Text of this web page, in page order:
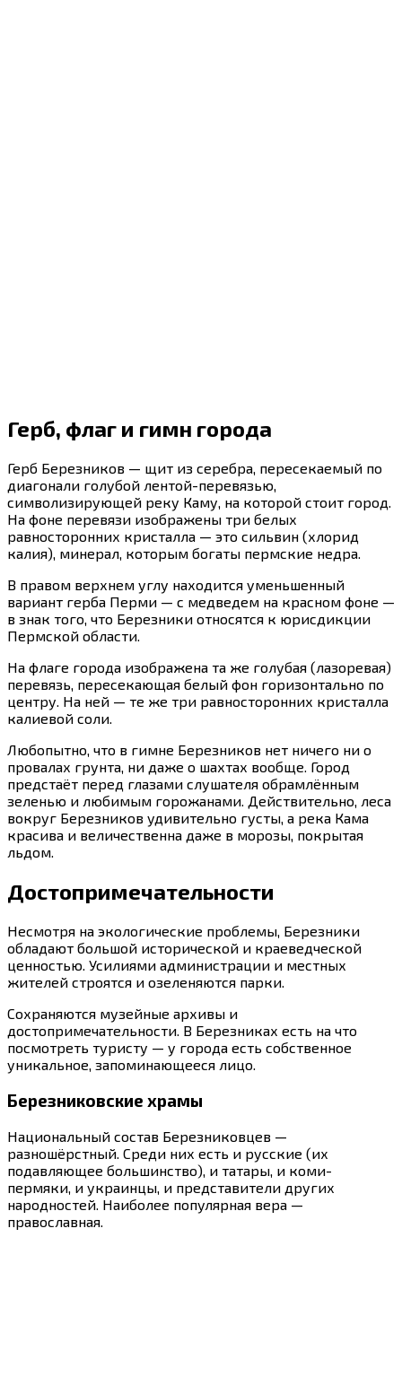
Герб, флаг и гимн города
Герб Березников — щит из серебра, пересекаемый по
диагонали голубой лентой-перевязью,
символизирующей реку Каму, на которой стоит город.
На фоне перевязи изображены три белых
равносторонних кристалла — это сильвин (хлорид
калия), минерал, которым богаты пермские недра.
В правом верхнем углу находится уменьшенный
вариант герба Перми — с медведем на красном фоне —
в знак того, что Березники относятся к юрисдикции
Пермской области.
На флаге города изображена та же голубая (лазоревая)
перевязь, пересекающая белый фон горизонтально по
центру. На ней — те же три равносторонних кристалла
калиевой соли.
Любопытно, что в гимне Березников нет ничего ни о
провалах грунта, ни даже о шахтах вообще. Город
предстаёт перед глазами слушателя обрамлённым
зеленью и любимым горожанами. Действительно, леса
вокруг Березников удивительно густы, а река Кама
красива и величественна даже в морозы, покрытая
льдом.
Достопримечательности
Несмотря на экологические проблемы, Березники
обладают большой исторической и краеведческой
ценностью. Усилиями администрации и местных
жителей строятся и озеленяются парки.
Сохраняются музейные архивы и
достопримечательности. В Березниках есть на что
посмотреть туристу — у города есть собственное
уникальное, запоминающееся лицо.
Березниковские храмы
Национальный состав Березниковцев —
разношёрстный. Среди них есть и русские (их
подавляющее большинство), и татары, и коми-
пермяки, и украинцы, и представители других
народностей. Наиболее популярная вера —
православная.